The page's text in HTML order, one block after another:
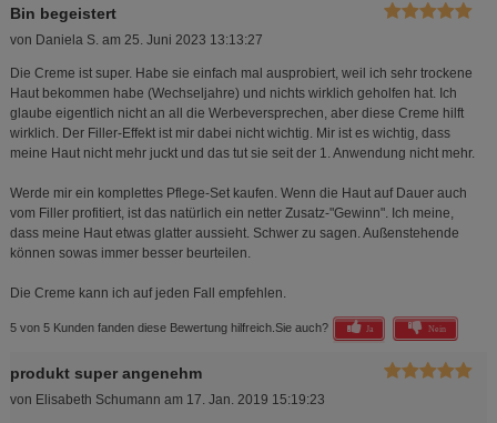
Bin begeistert
von Daniela S. am 25. Juni 2023 13:13:27
Die Creme ist super. Habe sie einfach mal ausprobiert, weil ich sehr trockene
Haut bekommen habe (Wechseljahre) und nichts wirklich geholfen hat. Ich
glaube eigentlich nicht an all die Werbeversprechen, aber diese Creme hilft
wirklich. Der Filler-Effekt ist mir dabei nicht wichtig. Mir ist es wichtig, dass
meine Haut nicht mehr juckt und das tut sie seit der 1. Anwendung nicht mehr.
Werde mir ein komplettes Pflege-Set kaufen. Wenn die Haut auf Dauer auch
vom Filler profitiert, ist das natürlich ein netter Zusatz-"Gewinn". Ich meine,
dass meine Haut etwas glatter aussieht. Schwer zu sagen. Außenstehende
können sowas immer besser beurteilen.
Die Creme kann ich auf jeden Fall empfehlen.
5 von 5 Kunden fanden diese Bewertung hilfreich. Sie auch? Ja Nein
produkt super angenehm
von Elisabeth Schumann am 17. Jan. 2019 15:19:23